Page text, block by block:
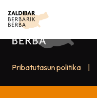
Pribatutasun politika